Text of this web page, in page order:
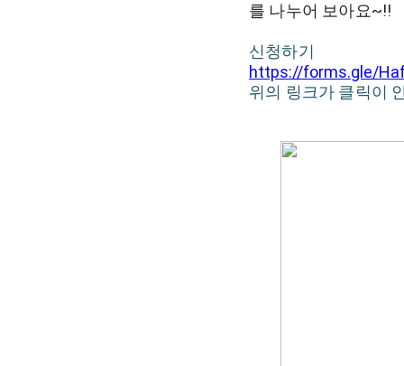
를 나누어 보아요~!!
신청하기
https://forms.gle/
위의 링크가 클릭이